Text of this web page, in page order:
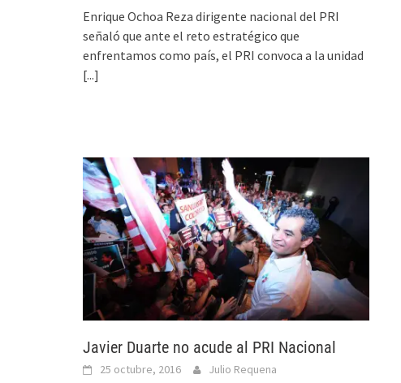
Enrique Ochoa Reza dirigente nacional del PRI
señaló que ante el reto estratégico que
enfrentamos como país, el PRI convoca a la unidad
[...]
Javier Duarte no acude al PRI Nacional
25 octubre, 2016 Julio Requena